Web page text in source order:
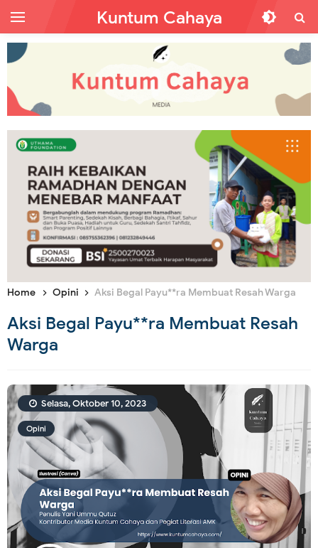
Kuntum Cahaya
Home Opini Aksi Begal Payu**ra Membuat Resah Warga
Aksi Begal Payu**ra Membuat Resah
Warga
Opini
Selasa, Oktober 10, 2023